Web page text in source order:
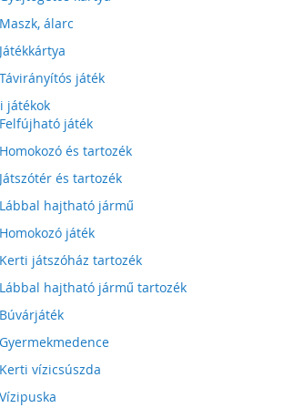
Maszk, álarc
Játékkártya
Távirányítós játék
játékok
Felfújható játék
Homokozó és tartozék
Játszótér és tartozék
Lábbal hajtható jármű
Homokozó játék
Kerti játszóház tartozék
Lábbal hajtható jármű tartozék
Búvárjáték
Gyermekmedence
Kerti vízicsúszda
Vízipuska